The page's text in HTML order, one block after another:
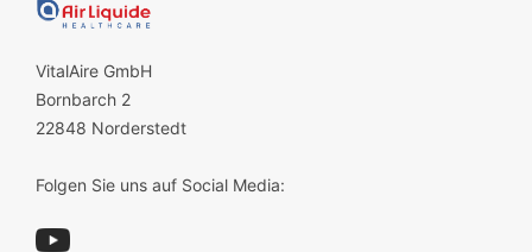
VitalAire GmbH
Bornbarch 2
22848 Norderstedt
Folgen Sie uns auf Social Media: